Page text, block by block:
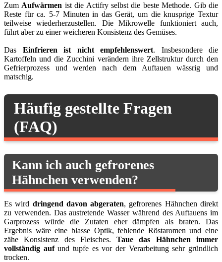
Zum Aufwärmen ist die Actifry selbst die beste Methode. Gib die
Reste für ca. 5-7 Minuten in das Gerät, um die knusprige Textur
teilweise wiederherzustellen. Die Mikrowelle funktioniert auch,
führt aber zu einer weicheren Konsistenz des Gemüses.
Das Einfrieren ist nicht empfehlenswert. Insbesondere die
Kartoffeln und die Zucchini verändern ihre Zellstruktur durch den
Gefrierprozess und werden nach dem Auftauen wässrig und
matschig.
Häufig gestellte Fragen
(FAQ)
Kann ich auch gefrorenes
Hähnchen verwenden?
Es wird dringend davon abgeraten, gefrorenes Hähnchen direkt
zu verwenden. Das austretende Wasser während des Auftauens im
Garprozess würde die Zutaten eher dämpfen als braten. Das
Ergebnis wäre eine blasse Optik, fehlende Röstaromen und eine
zähe Konsistenz des Fleisches.Taue das Hähnchen immer
vollständig aufund tupfe es vor der Verarbeitung sehr gründlich
trocken.